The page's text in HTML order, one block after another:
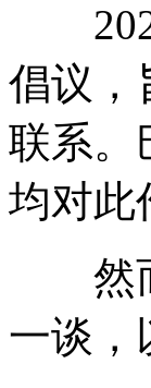
倡议，
联系。
均对此
然而
一谈，